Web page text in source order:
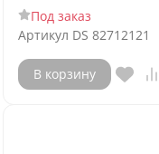
Под заказ
Артикул DS 82712121
В корзину